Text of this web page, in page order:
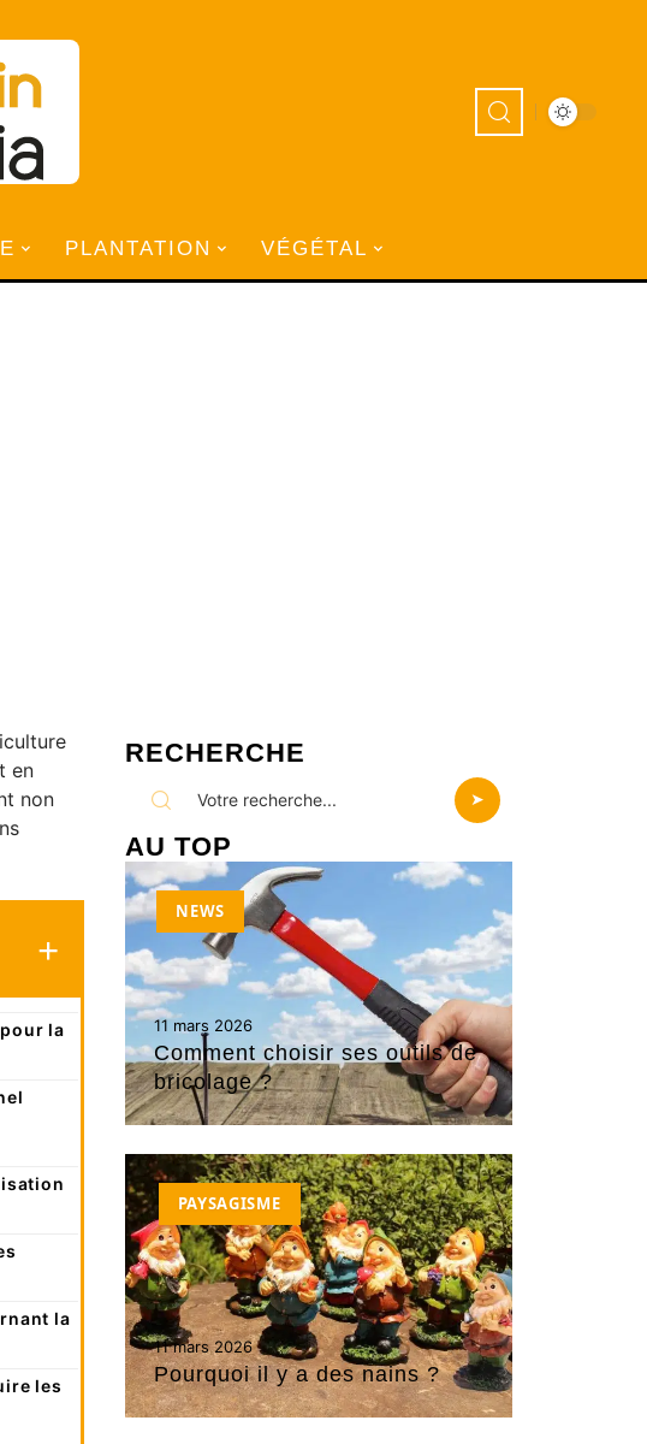
PLANTATION VÉGÉTAL
en
non
la
la
les
RECHERCHE
AU TOP
NEWS
11 mars 2026
Comment choisir ses outils de
bricolage ?
PAYSAGISME
11 mars 2026
Pourquoi il y a des nains ?